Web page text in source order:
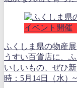
イベント開催
ふくしま県の物産
うすい百貨店に、
いしいもの、ぜひ
時：5月14日（水）